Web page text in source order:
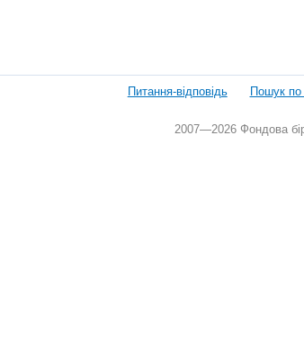
Питання-відповідь Пошук по
2007—2026 Фондова